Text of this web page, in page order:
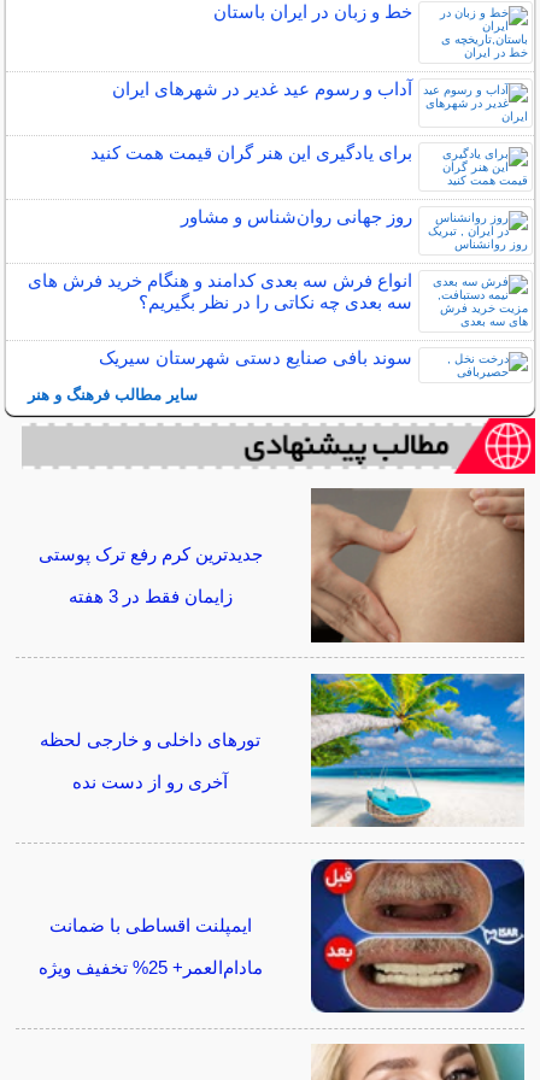
خط و زبان در ایران باستان
آداب و رسوم عید غدیر در شهرهای ایران
برای یادگیری این هنر گران قیمت همت کنید
روز جهانی روان‌شناس و مشاور
انواع فرش سه بعدی کدامند و هنگام خرید فرش های
سه بعدی چه نکاتی را در نظر بگیریم؟
سوند بافی صنایع دستی شهرستان سیریک
سایر مطالب فرهنگ و هنر
جدیدترین کرم رفع ترک پوستی
زایمان فقط در 3 هفته
تورهای داخلی و خارجی لحظه
آخری رو از دست نده
ایمپلنت اقساطی با ضمانت
مادام‌العمر+ 25% تخفیف ویژه